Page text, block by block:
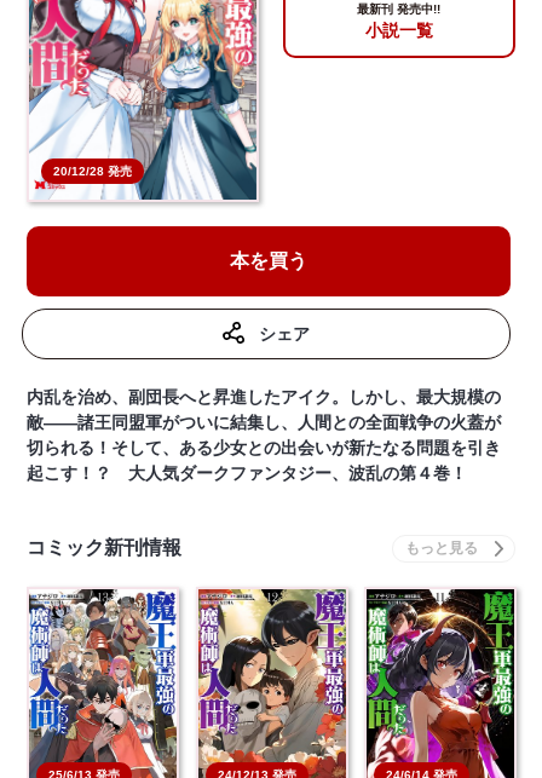
20/12/28 発売
最新刊 発売中!!
小説一覧
本を買う
シェア
内乱を治め、副団長へと昇進したアイク。しかし、最大規模の
敵――諸王同盟軍がついに結集し、人間との全面戦争の火蓋が
切られる！そして、ある少女との出会いが新たなる問題を引き
起こす！？ 大人気ダークファンタジー、波乱の第４巻！
コミック新刊情報
25/6/13 発売 24/12/13 発売 24/6/14 発売